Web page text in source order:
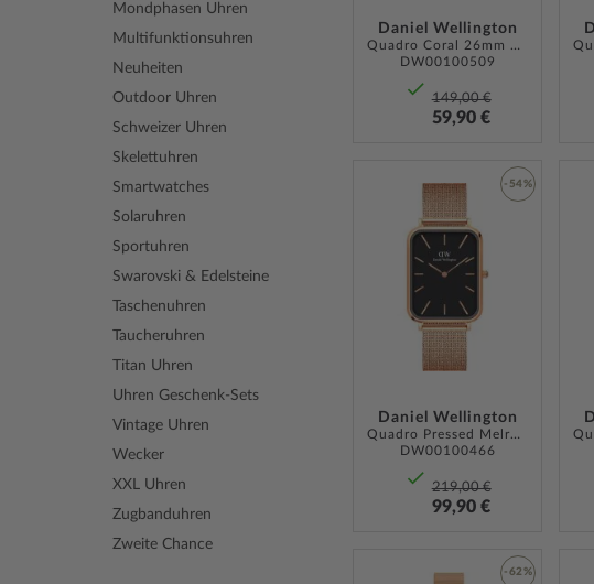
Daniel Wellington
Quadro Coral 26mm 3ATM
DW00100509
149,00 €
59,90 €
Daniel Wellington
Quadro Pressed Melrose 36mm
DW00100466
219,00 €
99,90 €
-54%
-62%
Mondphasen Uhren
Multifunktionsuhren
Neuheiten
Outdoor Uhren
Schweizer Uhren
Skelettuhren
Smartwatches
Solaruhren
Sportuhren
Swarovski & Edelsteine
Taschenuhren
Taucheruhren
Titan Uhren
Uhren Geschenk-Sets
Vintage Uhren
Wecker
XXL Uhren
Zugbanduhren
Zweite Chance